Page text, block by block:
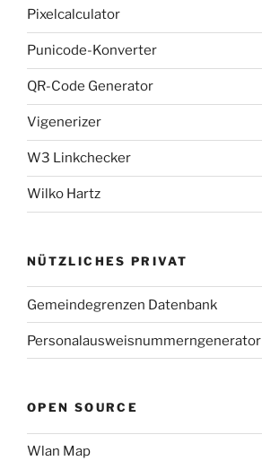
Pixelcalculator
Punicode-Konverter
QR-Code Generator
Vigenerizer
W3 Linkchecker
Wilko Hartz
NÜTZLICHES PRIVAT
Gemeindegrenzen Datenbank
Personalausweisnummerngenerator
OPEN SOURCE
Wlan Map